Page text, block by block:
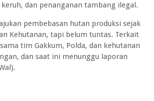
dan penanganan tambang ilegal.
pembebasan hutan produksi sejak
Kehutanan, tapi belum tuntas. Terkait
tim Gakkum, Polda, dan kehutanan
dan saat ini menunggu laporan